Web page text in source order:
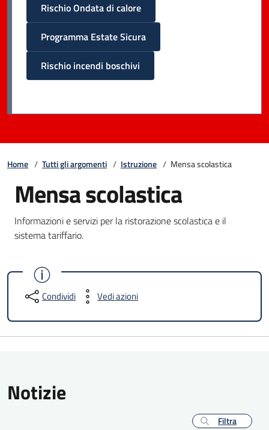
Rischio Ondata di calore
Programma Estate Sicura
Rischio incendi boschivi
Home / Tutti gli argomenti / Istruzione / Mensa scolastica
Mensa scolastica
Informazioni e servizi per la ristorazione scolastica e il
sistema tariffario.
Condividi Vedi azioni
Notizie
Filtra